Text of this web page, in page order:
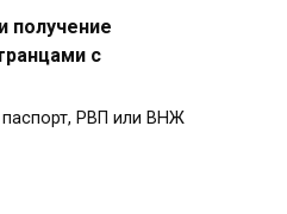
получение
с
паспорт, РВП или ВНЖ